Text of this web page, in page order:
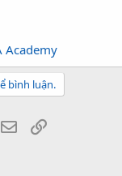
Academy
bình luận.
Email